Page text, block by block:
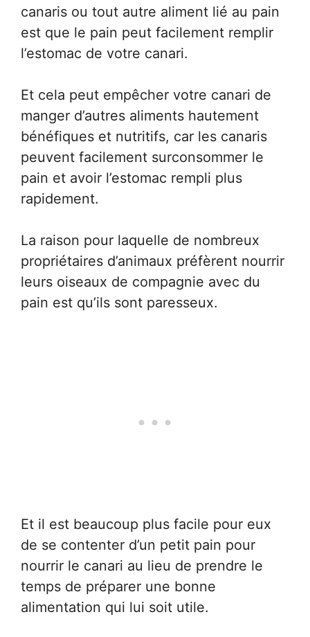
canaris ou tout autre aliment lié au pain
est que le pain peut facilement remplir
l’estomac de votre canari.
Et cela peut empêcher votre canari de
manger d’autres aliments hautement
bénéfiques et nutritifs, car les canaris
peuvent facilement surconsommer le
pain et avoir l’estomac rempli plus
rapidement.
La raison pour laquelle de nombreux
propriétaires d’animaux préfèrent nourrir
leurs oiseaux de compagnie avec du
pain est qu’ils sont paresseux.
Et il est beaucoup plus facile pour eux
de se contenter d’un petit pain pour
nourrir le canari au lieu de prendre le
temps de préparer une bonne
alimentation qui lui soit utile.